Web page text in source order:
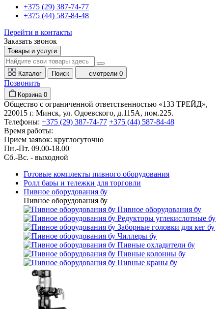
+375 (29) 387-74-77
+375 (44) 587-84-48
Перейти в контакты
Заказать звонок
Товары и услуги
Каталог Поиск смотрели 0
Позвонить
Корзина 0
Общество с ограниченной ответственностью «133 ТРЕЙД»,
220015 г. Минск, ул. Одоевского, д.115А, пом.225.
Телефоны: +375 (29) 387-74-77 +375 (44) 587-84-48
Время работы:
Прием заявок: круглосуточно
Пн.-Пт. 09.00-18.00
Cб.-Вс. - выходной
Готовые комплекты пивного оборудования
Ролл бары и тележки для торговли
Пивное оборудования бу
Пивное оборудования бу
Пивное оборудования бу
Редукторы углекислотные бу
Заборные головки для кег бу
Чиллеры бу
Пивные охладители бу
Пивные колонны бу
Пивные краны бу